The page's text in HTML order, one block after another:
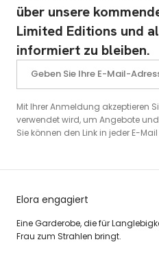
über unsere
Limited Editions und
informiert zu bleiben.
Mit Ihrer Anmeldung akzeptieren
verwendet wird, um Angebote
Sie können den Link in jeder E-
Elora engagiert
Eine Garderobe, die für
Frau zum Strahlen bringt.